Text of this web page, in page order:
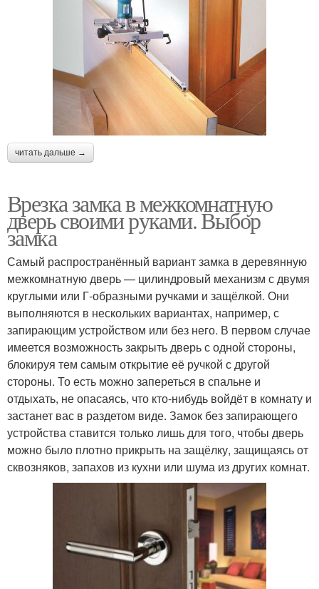
читать дальше →
Врезка замка в межкомнатную
дверь своими руками. Выбор
замка
Самый распространённый вариант замка в деревянную
межкомнатную дверь — цилиндровый механизм с двумя
круглыми или Г-образными ручками и защёлкой. Они
выполняются в нескольких вариантах, например, с
запирающим устройством или без него. В первом случае
имеется возможность закрыть дверь с одной стороны,
блокируя тем самым открытие её ручкой с другой
стороны. То есть можно запереться в спальне и
отдыхать, не опасаясь, что кто-нибудь войдёт в комнату и
застанет вас в раздетом виде. Замок без запирающего
устройства ставится только лишь для того, чтобы дверь
можно было плотно прикрыть на защёлку, защищаясь от
сквозняков, запахов из кухни или шума из других комнат.